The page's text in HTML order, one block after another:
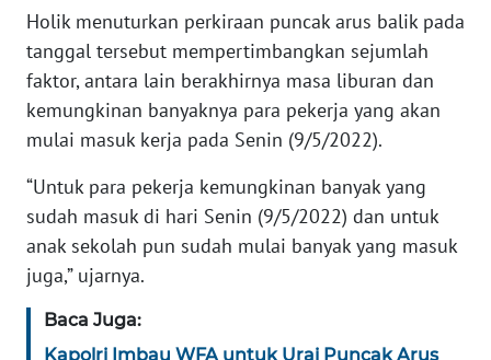
Holik menuturkan perkiraan puncak arus balik pada
tanggal tersebut mempertimbangkan sejumlah
faktor, antara lain berakhirnya masa liburan dan
kemungkinan banyaknya para pekerja yang akan
mulai masuk kerja pada Senin (9/5/2022).
“Untuk para pekerja kemungkinan banyak yang
sudah masuk di hari Senin (9/5/2022) dan untuk
anak sekolah pun sudah mulai banyak yang masuk
juga,” ujarnya.
Baca Juga:
Kapolri Imbau WFA untuk Urai Puncak Arus
MAWAKA
MARTABAT
NET
FORJASIDA
TAMBANG
NEWS
JURNAL
MARITIM